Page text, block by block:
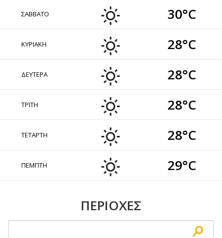
ΣΑΒΒΑΤΟ 30°C
ΚΥΡΙΑΚΗ 28°C
ΔΕΥΤΕΡΑ 28°C
ΤΡΙΤΗ 28°C
ΤΕΤΑΡΤΗ 28°C
ΠΕΜΠΤΗ 29°C
ΠΕΡΙΟΧΕΣ